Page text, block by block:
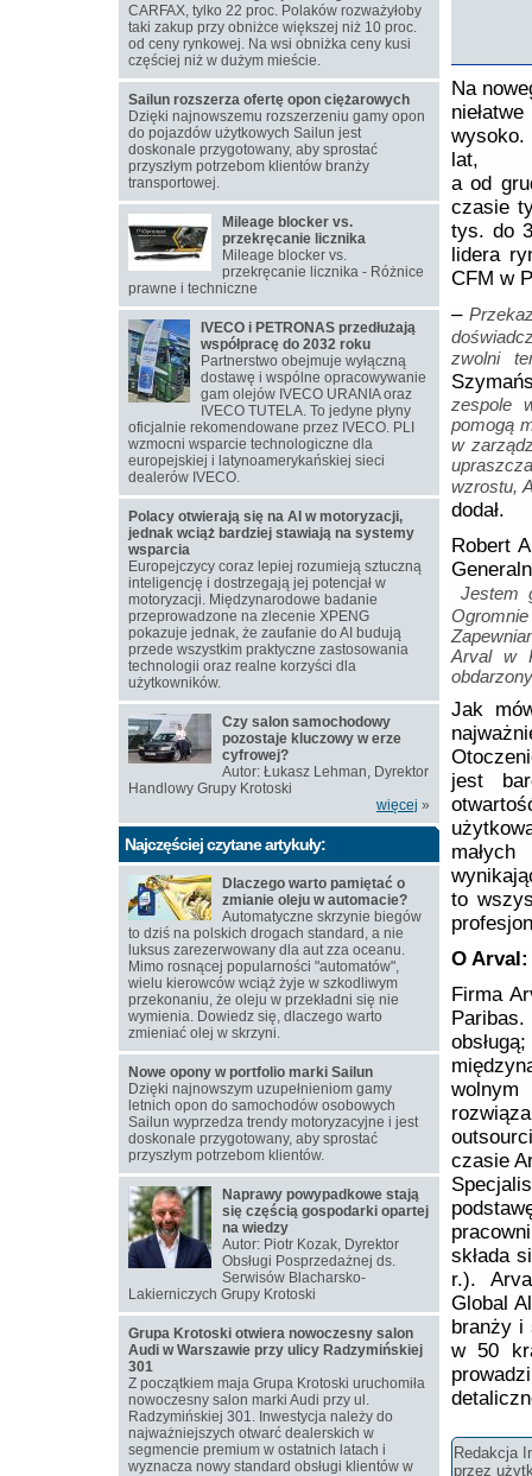
Na
wysoko.
lat,
a od
czasie
tys. do
lidera
CFM w
–
zwolni
zespole
pomogą
w
wzrostu,
dodał.
Robert
Jestem
Arval w
Jak
jest
to
O Arval:
Firma
wolnym
czasie
składa
r.).
Global
branży i
w 50
Redakcja
przez
CARFAX, tylko 22 proc. Polaków rozważyłoby
taki zakup przy obniżce większej niż 10 proc.
od ceny rynkowej. Na wsi obniżka ceny kusi
częściej niż w dużym mieście.
Sailun rozszerza ofertę opon ciężarowych
Dzięki najnowszemu rozszerzeniu gamy opon
do pojazdów użytkowych Sailun jest
doskonale przygotowany, aby sprostać
przyszłym potrzebom klientów branży
transportowej.
Mileage blocker vs.
przekręcanie licznika
Mileage blocker vs.
przekręcanie licznika - Różnice
prawne i techniczne
IVECO i PETRONAS przedłużają
współpracę do 2032 roku
Partnerstwo obejmuje wyłączną
dostawę i wspólne opracowywanie
gam olejów IVECO URANIA oraz
IVECO TUTELA. To jedyne płyny
oficjalnie rekomendowane przez IVECO. PLI
wzmocni wsparcie technologiczne dla
europejskiej i latynoamerykańskiej sieci
dealerów IVECO.
Polacy otwierają się na AI w motoryzacji,
jednak wciąż bardziej stawiają na systemy
wsparcia
Europejczycy coraz lepiej rozumieją sztuczną
inteligencję i dostrzegają jej potencjał w
motoryzacji. Międzynarodowe badanie
przeprowadzone na zlecenie XPENG
pokazuje jednak, że zaufanie do AI budują
przede wszystkim praktyczne zastosowania
technologii oraz realne korzyści dla
użytkowników.
Czy salon samochodowy
pozostaje kluczowy w erze
cyfrowej?
Autor: Łukasz Lehman, Dyrektor
Handlowy Grupy Krotoski
więcej »
Najczęściej czytane artykuły:
Dlaczego warto pamiętać o
zmianie oleju w automacie?
Automatyczne skrzynie biegów
to dziś na polskich drogach standard, a nie
luksus zarezerwowany dla aut zza oceanu.
Mimo rosnącej popularności "automatów",
wielu kierowców wciąż żyje w szkodliwym
przekonaniu, że oleju w przekładni się nie
wymienia. Dowiedz się, dlaczego warto
zmieniać olej w skrzyni.
Nowe opony w portfolio marki Sailun
Dzięki najnowszym uzupełnieniom gamy
letnich opon do samochodów osobowych
Sailun wyprzedza trendy motoryzacyjne i jest
doskonale przygotowany, aby sprostać
przyszłym potrzebom klientów.
Naprawy powypadkowe stają
się częścią gospodarki opartej
na wiedzy
Autor: Piotr Kozak, Dyrektor
Obsługi Posprzedażnej ds.
Serwisów Blacharsko-
Lakierniczych Grupy Krotoski
Grupa Krotoski otwiera nowoczesny salon
Audi w Warszawie przy ulicy Radzymińskiej
301
Z początkiem maja Grupa Krotoski uruchomiła
nowoczesny salon marki Audi przy ul.
Radzymińskiej 301. Inwestycja należy do
najważniejszych otwarć dealerskich w
segmencie premium w ostatnich latach i
wyznacza nowy standard obsługi klientów w